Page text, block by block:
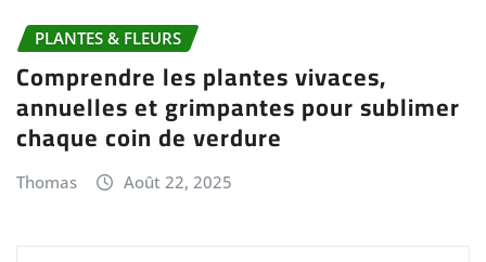
PLANTES & FLEURS
Comprendre les plantes vivaces,
annuelles et grimpantes pour sublimer
chaque coin de verdure
Thomas Août 22, 2025